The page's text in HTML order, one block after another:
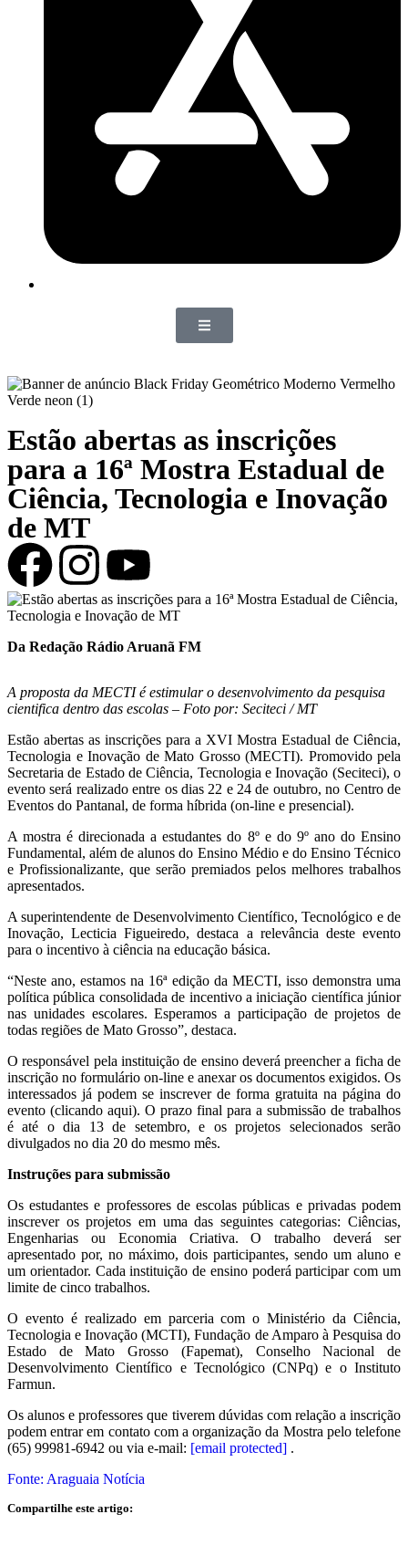
Estão abertas as inscrições
para a 16ª Mostra Estadual de
Ciência, Tecnologia e Inovação
de MT
Da Redação Rádio Aruanã FM
A proposta da MECTI é estimular o desenvolvimento da pesquisa
cientifica dentro das escolas – Foto por: Seciteci / MT
Estão abertas as inscrições para a XVI Mostra Estadual de Ciência,
Tecnologia e Inovação de Mato Grosso (MECTI). Promovido pela
Secretaria de Estado de Ciência, Tecnologia e Inovação (Seciteci), o
evento será realizado entre os dias 22 e 24 de outubro, no Centro de
Eventos do Pantanal, de forma híbrida (on-line e presencial).
A mostra é direcionada a estudantes do 8º e do 9º ano do Ensino
Fundamental, além de alunos do Ensino Médio e do Ensino Técnico
e Profissionalizante, que serão premiados pelos melhores trabalhos
apresentados.
A superintendente de Desenvolvimento Científico, Tecnológico e de
Inovação, Lecticia Figueiredo, destaca a relevância deste evento
para o incentivo à ciência na educação básica.
“Neste ano, estamos na 16ª edição da MECTI, isso demonstra uma
política pública consolidada de incentivo a iniciação científica júnior
nas unidades escolares. Esperamos a participação de projetos de
todas regiões de Mato Grosso”, destaca.
O responsável pela instituição de ensino deverá preencher a ficha de
inscrição no formulário on-line e anexar os documentos exigidos. Os
interessados já podem se inscrever de forma gratuita na página do
evento (clicando aqui). O prazo final para a submissão de trabalhos
é até o dia 13 de setembro, e os projetos selecionados serão
divulgados no dia 20 do mesmo mês.
Instruções para submissão
Os estudantes e professores de escolas públicas e privadas podem
inscrever os projetos em uma das seguintes categorias: Ciências,
Engenharias ou Economia Criativa. O trabalho deverá ser
apresentado por, no máximo, dois participantes, sendo um aluno e
um orientador. Cada instituição de ensino poderá participar com um
limite de cinco trabalhos.
O evento é realizado em parceria com o Ministério da Ciência,
Tecnologia e Inovação (MCTI), Fundação de Amparo à Pesquisa do
Estado de Mato Grosso (Fapemat), Conselho Nacional de
Desenvolvimento Científico e Tecnológico (CNPq) e o Instituto
Farmun.
Os alunos e professores que tiverem dúvidas com relação a inscrição
podem entrar em contato com a organização da Mostra pelo telefone
(65) 99981-6942 ou via e-mail: [email protected] .
Fonte: Araguaia Notícia
Compartilhe este artigo: